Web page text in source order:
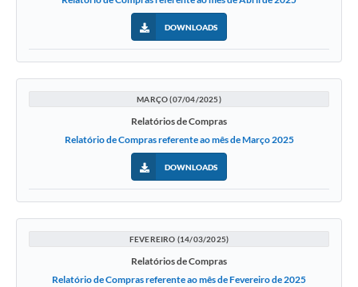
DOWNLOADS
MARÇO (07/04/2025)
Relatórios de Compras
Relatório de Compras referente ao mês de Março 2025
DOWNLOADS
FEVEREIRO (14/03/2025)
Relatórios de Compras
Relatório de Compras referente ao mês de Fevereiro de 2025